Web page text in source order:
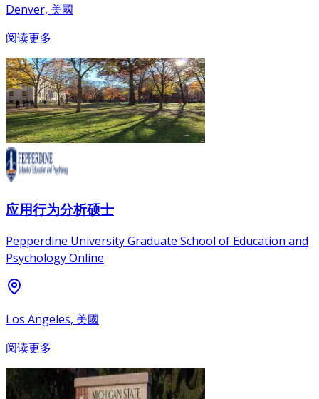
Denver, 美國
阅读更多
应用行为分析硕士
Pepperdine University Graduate School of Education and
Psychology Online
Los Angeles, 美國
阅读更多